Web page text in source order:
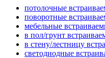
потолочные
поворотные
мебельные
в пол/грунт
в стену/лестницу
светодиодные